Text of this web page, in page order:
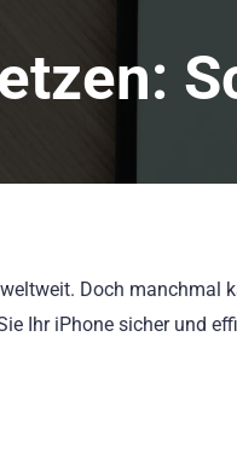
Doch manchmal
Ihr iPhone sicher und